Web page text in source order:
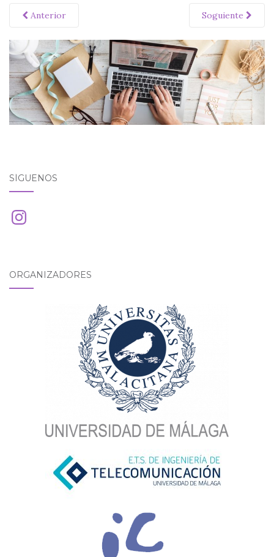
Anterior Soguiente
SÍGUENOS
Instagram
ORGANIZADORES